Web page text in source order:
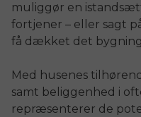
muliggør en
fortjener – eller sagt
få dækket det
Med husenes
samt beliggenhed i
repræsenterer de